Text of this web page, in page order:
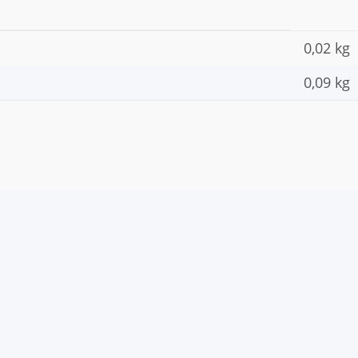
0,02 kg
0,09 kg